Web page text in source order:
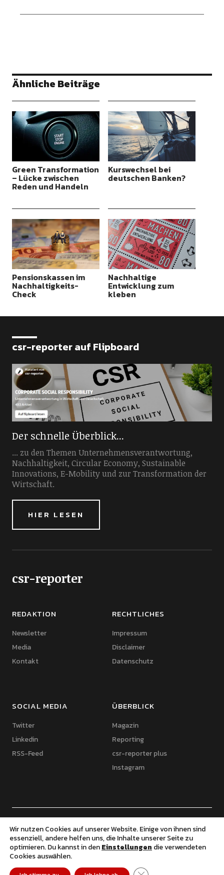
Ähnliche Beiträge
Green Transformation
– Lücke zwischen
Reden und Handeln
Kurswechsel bei
deutschen Banken?
Pensionskassen im
Nachhaltigkeits-
Check
Nachhaltige
Entwicklung zum
kleben
csr-reporter auf Flipboard
Der schnelle Überblick...
... zu den Themen Unternehmensverantwortung,
Nachhaltigkeit, Circular Economy, Sustainable
Innovations, E-Mobility und zur Transformation der
Wirtschaft.
HIER LESEN
csr-reporter
REDAKTION
Newsletter
Media
Kontakt
RECHTLICHES
Impressum
Disclaimer
Datenschutz
SOCIAL MEDIA
Twitter
Linkedin
RSS-Feed
ÜBERBLICK
Magazin
Reporting
csr-reporter plus
Instagram
© 2020 csr-reporter.de | Thomas Feldhaus | Powered by WordPress |
Theme: Uku von Elmastudio
Wir nutzen Cookies auf unserer Website. Einige von ihnen sind
essenziell, andere helfen uns, die Inhalte unserer Seite zu
optimieren. Du kannst in denEinstellungen die verwendeten
Cookies auswählen.